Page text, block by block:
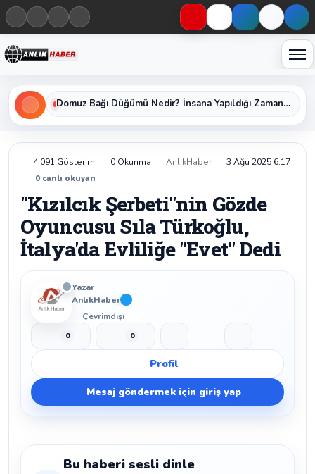
Haberleri keşfet
Domuz Bağı Düğümü Nedir? İnsana Yapıldığı Zaman Yavaş Yavaş Öldüren Ölümcül Düğümün Kan Donduran Gerçekleri
Üniversiteye Geçişin Anahtarı YKS Nedir, Başvuru Şartları ve Sınav Oturumları Nelerdir?
4.091 Gösterim 0 Okunma AnlıkHaber 3 Ağu 2025 6:17
0canlı okuyan
"Kızılcık Şerbeti"nin Gözde
Oyuncusu Sıla Türkoğlu,
İtalya'da Evliliğe "Evet" Dedi
Yazar
AnlıkHaber
Çevrimdışı
Beğen
0 Beğenmeme
0
Profil
Mesaj göndermek için giriş yap
Bu haberi sesli dinle